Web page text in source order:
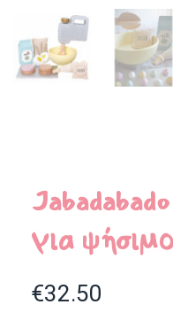
για
€32.50